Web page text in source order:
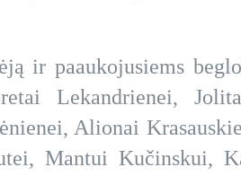
ir paaukojusiems
Lekandrienei,
Alionai
Mantui Kučinskui,